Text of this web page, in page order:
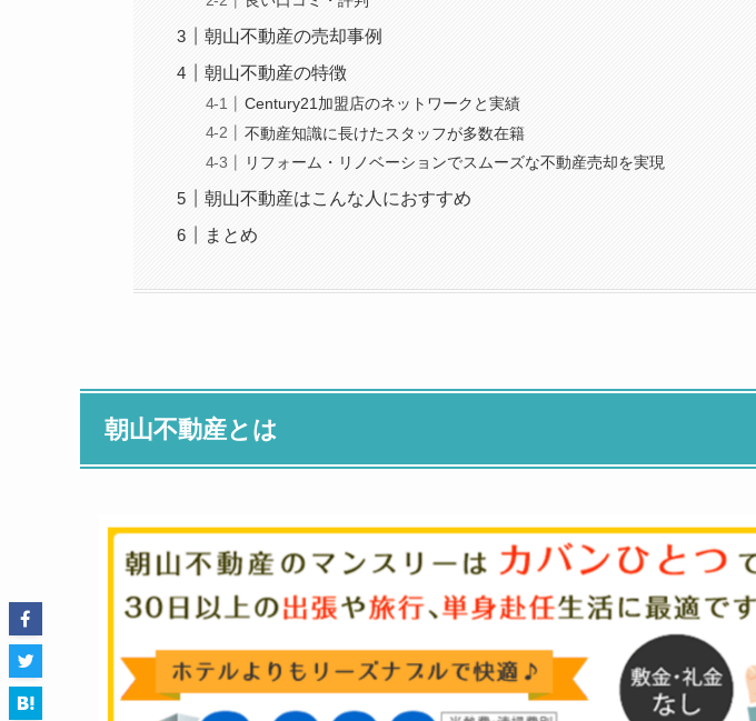
朝山不動産の売却事例
朝山不動産の特徴
Century21加盟店のネットワークと実績
不動産知識に長けたスタッフが多数在籍
リフォーム・リノベーションでスムーズな不動産売却を実現
朝山不動産はこんな人におすすめ
まとめ
朝山不動産とは